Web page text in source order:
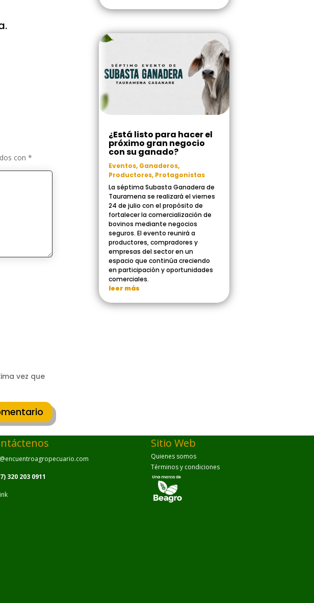
con*
vez que
¿Está listo para hacer el
próximo gran negocio
con su ganado?
Eventos, Ganaderos,
Productores, Protagonistas
La séptima Subasta Ganadera de
Tauramena se realizará el viernes
24 de julio con el propósito de
fortalecer la comercialización de
bovinos mediante negocios
seguros. El evento reunirá a
productores, compradores y
empresas del sector en un
espacio que continúa creciendo
en participación y oportunidades
comerciales.
leer más
320 203 0911
Sitio Web
Quienes somos
Términos y condiciones